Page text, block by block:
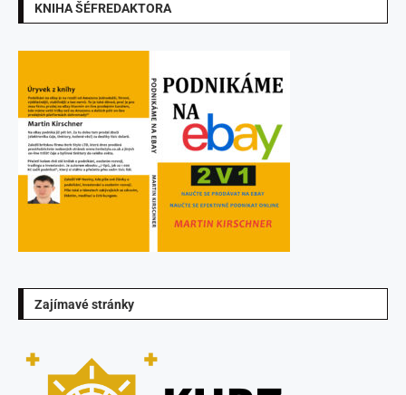
KNIHA ŠÉFREDAKTORA
Zajímavé stránky